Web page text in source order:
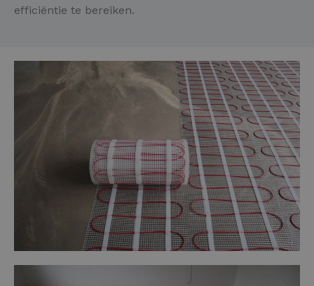
efficiëntie te bereiken.